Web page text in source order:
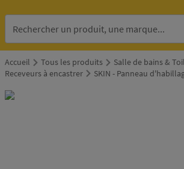
Accueil Tous les produits Salle de bains &
Receveurs à encastrer
SKIN - Panneau